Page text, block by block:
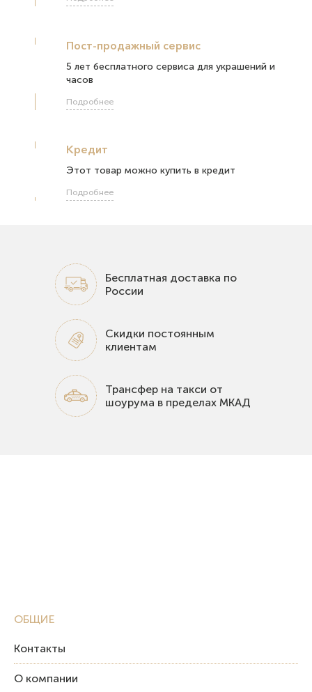
Пост-продажный сервис
5 лет бесплатного сервиса для украшений и
часов
Подробнее
Кредит
Этот товар можно купить в кредит
Подробнее
Бесплатная доставка по
России
Скидки постоянным
клиентам
Трансфер на такси от
шоурума в пределах МКАД
ОБЩИЕ
Контакты
О компании